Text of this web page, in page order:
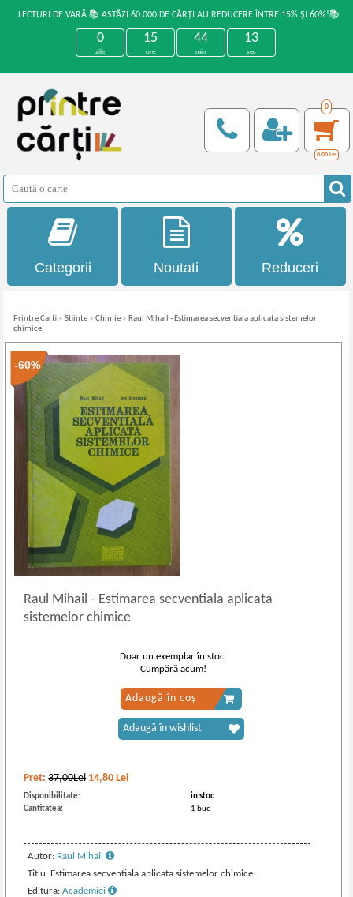
LECTURI DE VARĂ 📚 ASTĂZI 60.000 DE CĂRȚI AU REDUCERE ÎNTRE 15% ȘI 60%!📚
0
zile
15
ore
44
min
13
sec
0
0,00 Lei
Categorii Noutati Reduceri
Printre Carti »Stiinte »Chimie » Raul Mihail - Estimarea secventiala aplicata sistemelor
chimice
-60%
Raul Mihail- Estimarea secventiala aplicata
sistemelor chimice
Pret:37,00Lei 14,80 Lei
Disponibilitate:
in stoc
Cantitatea:
1 buc
Autor: Raul Mihail
Titlu: Estimarea secventiala aplicata sistemelor chimice
Editura:Academiei
Doar un exemplar în stoc.
Cumpără acum!
Adaugă în coș
Adaugă în wishlist